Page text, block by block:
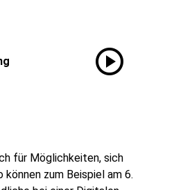
play_circle
für Möglichkeiten, sich
können zum Beispiel am 6.